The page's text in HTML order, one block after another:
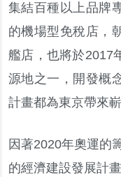
集結百種以上品牌
的機場型免稅店 ，
艦店 ， 也將於2017
源地之一 ， 開發概
計畫都為東京帶來
因著2020年奧運的
的經濟建設發展計畫